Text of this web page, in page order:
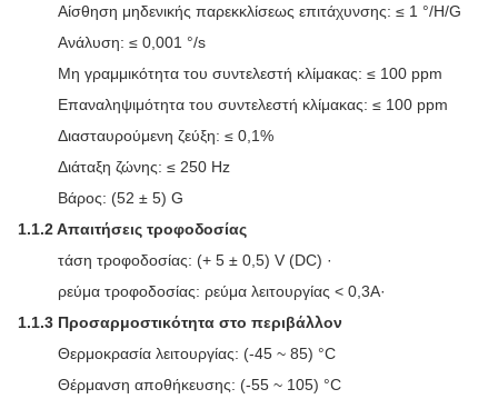
Αίσθηση μηδενικής παρεκκλίσεως επιτάχυνσης: ≤ 1 °/H/G
Ανάλυση: ≤ 0,001 °/s
Μη γραμμικότητα του συντελεστή κλίμακας: ≤ 100 ppm
Επαναληψιμότητα του συντελεστή κλίμακας: ≤ 100 ppm
Διασταυρούμενη ζεύξη: ≤ 0,1%
Διάταξη ζώνης: ≤ 250 Hz
Βάρος: (52 ± 5) G
1.1.2 Απαιτήσεις τροφοδοσίας
τάση τροφοδοσίας: (+ 5 ± 0,5) V (DC) ·
ρεύμα τροφοδοσίας: ρεύμα λειτουργίας < 0,3A·
1.1.3 Προσαρμοστικότητα στο περιβάλλον
Θερμοκρασία λειτουργίας: (-45 ~ 85) °C
Θέρμανση αποθήκευσης: (-55 ~ 105) °C